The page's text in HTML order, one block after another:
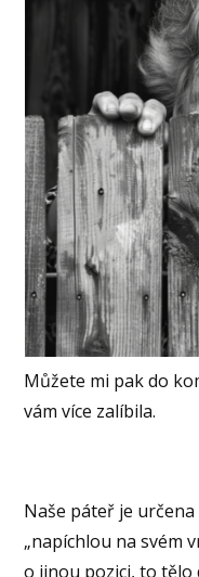
Můžete mi pak do
vám více zalíbila.
Naše páteř je
„napíchlou na svém
o jinou pozici, to tělo